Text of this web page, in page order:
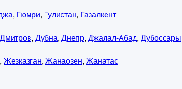
, Гюмри, Гулистан, Газалкент
Дмитров, Дубна, Днепр, Джалал-Абад, Дубоссары,
, Жезказган, Жанаозен, Жанатас